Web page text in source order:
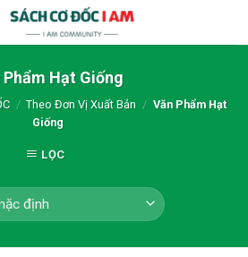
Phẩm Hạt Giống
/ Theo Đơn Vị Xuất Bản / Văn Phẩm Hạt
Giống
LỌC